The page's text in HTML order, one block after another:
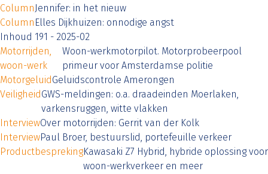
ColumnJennifer: in het nieuw
Column Elles Dijkhuizen: onnodige angst
Inhoud 191 - 2025-02
Motorrijden,
woon-werk
Woon-werkmotorpilot. Motorprobeerpool
primeur voor Amsterdamse politie
MotorgeluidGeluidscontrole Amerongen
VeiligheidGWS-meldingen: o.a. draadeinden Moerlaken,
varkensruggen, witte vlakken
InterviewOver motorrijden: Gerrit van der Kolk
InterviewPaul Broer, bestuurslid, portefeuille verkeer
ProductbesprekingKawasaki Z7 Hybrid, hybride oplossing voor
woon-werkverkeer en meer